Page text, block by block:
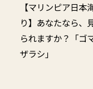
【マリンピア日本
り】あなたなら、
られますか？「ゴ
ザラシ」